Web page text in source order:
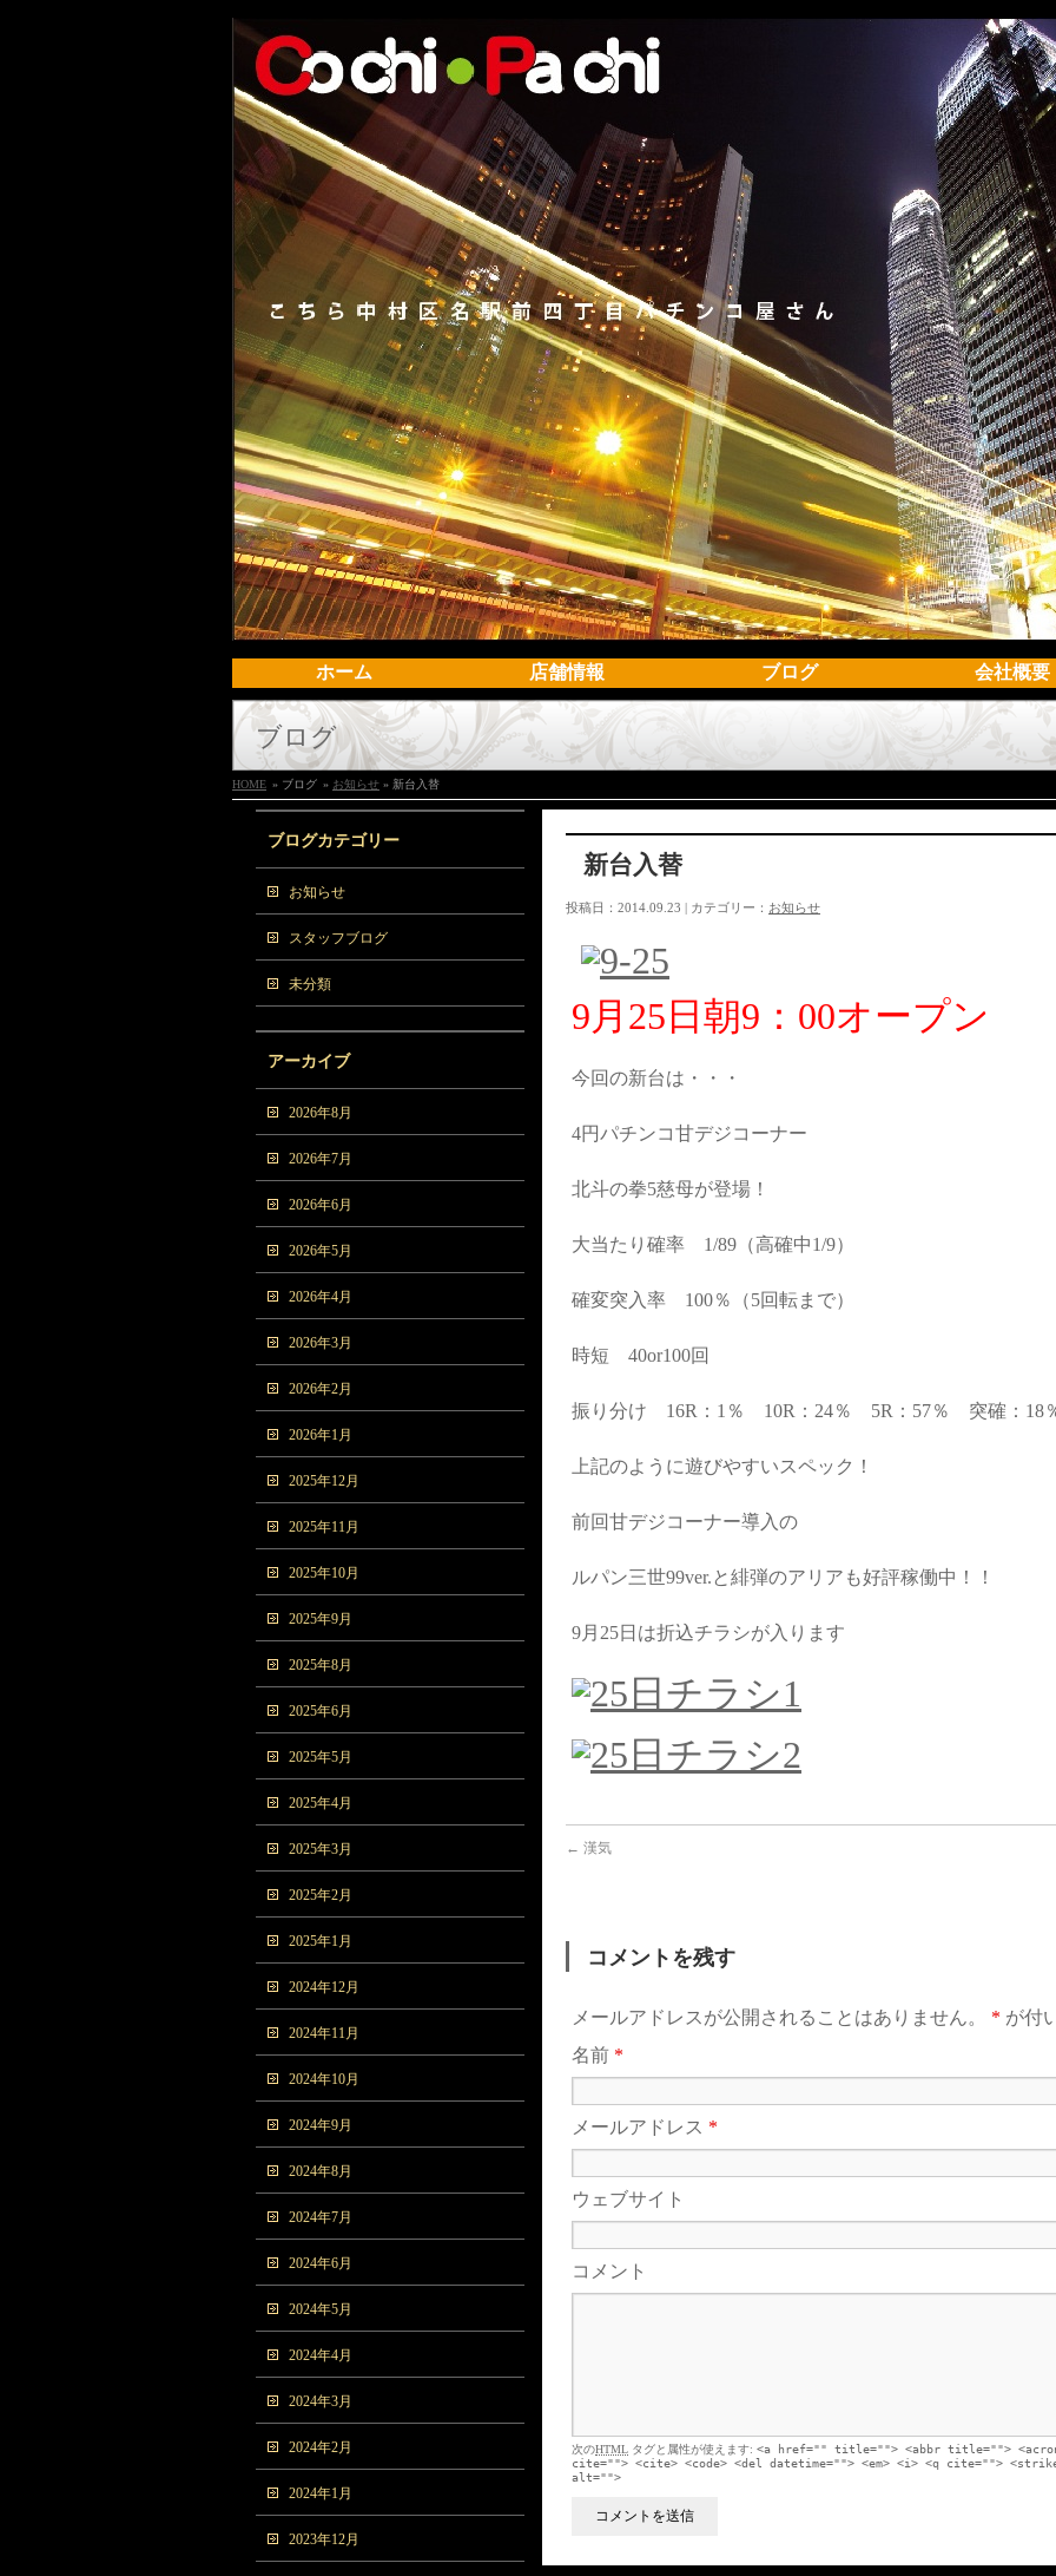
ホーム 店舗情報 ブログ 会社概要
ブログ
HOME » ブログ » お知らせ » 新台入替
新台入替
投稿日：2014.09.23 | カテゴリー： お知らせ
9月25日朝9：00オープン
今回の新台は・・・
4円パチンコ甘デジコーナー
北斗の拳5慈母が登場！
大当たり確率 1/89（高確中1/9）
確変突入率 100％（5回転まで）
時短 40or100回
振り分け 16R：1％ 10R：24％ 5R：57％ 突確：18
上記のように遊びやすいスペック！
前回甘デジコーナー導入の
ルパン三世99ver.と緋弾のアリアも好評稼働中！！
9月25日は折込チラシが入ります
← 漢気
コメントを残す
メールアドレスが公開されることはありません。 * が付
名前 *
メールアドレス *
ウェブサイト
コメント
次のHTML タグと属性が使えます: <a href="" title=""> <abbr title="">
cite=""> <cite> <code> <del datetime=""> <em> <i> <q cite="">
alt="">
ブログカテゴリー
お知らせ
スタッフブログ
未分類
アーカイブ
2026年8月
2026年7月
2026年6月
2026年5月
2026年4月
2026年3月
2026年2月
2026年1月
2025年12月
2025年11月
2025年10月
2025年9月
2025年8月
2025年6月
2025年5月
2025年4月
2025年3月
2025年2月
2025年1月
2024年12月
2024年11月
2024年10月
2024年9月
2024年8月
2024年7月
2024年6月
2024年5月
2024年4月
2024年3月
2024年2月
2024年1月
2023年12月